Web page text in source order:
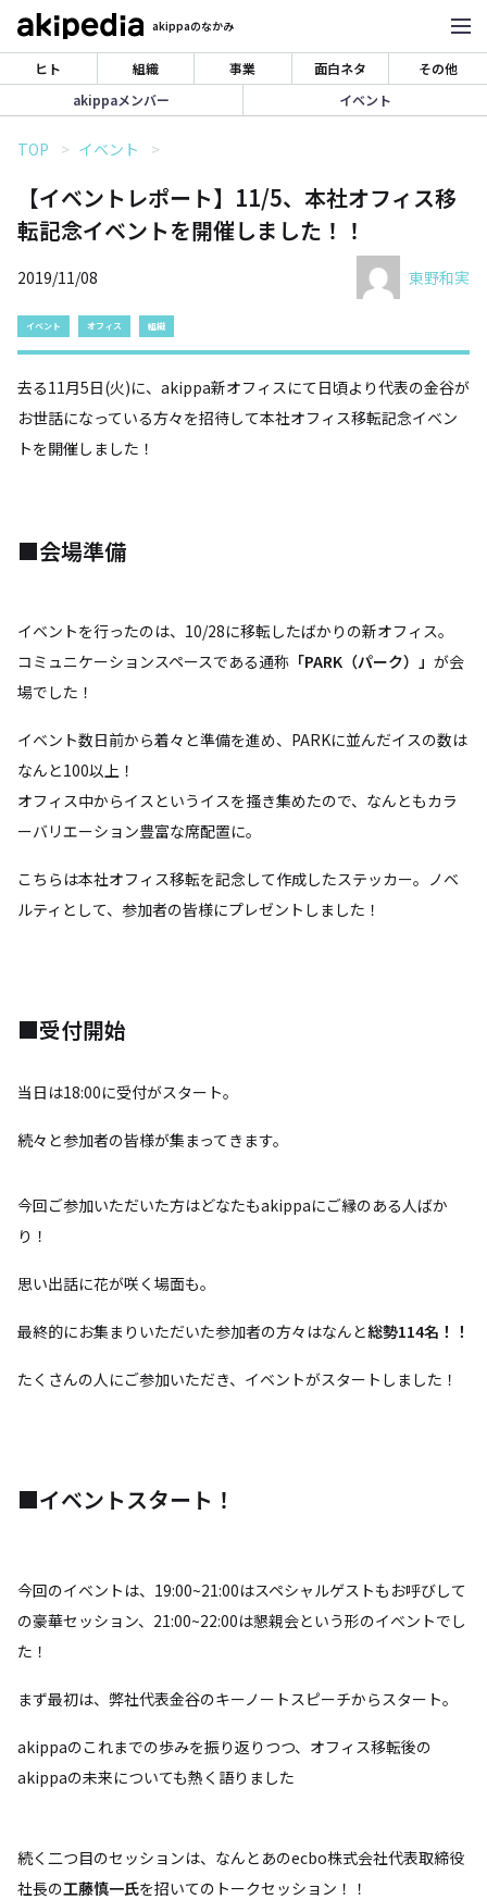
akippaのなかみ
ヒト 組織 事業 面白ネタ
その他
akippaメンバー
イベント
TOP イベント
【イベントレポート】11/5、本社オフィス移
転記念イベントを開催しました！！
2019/11/08 東野和実
イベント オフィス 組織
去る11月5日(火)に、akippa新オフィスにて日頃より代表の金谷が
お世話になっている方々を招待して本社オフィス移転記念イベン
トを開催しました！
■会場準備
イベントを行ったのは、10/28に移転したばかりの新オフィス。
コミュニケーションスペースである通称 「PARK（パーク）」 が会
場でした！
イベント数日前から着々と準備を進め、PARKに並んだイスの数は
なんと100以上！
オフィス中からイスというイスを搔き集めたので、なんともカラ
ーバリエーション豊富な席配置に。
こちらは本社オフィス移転を記念して作成したステッカー。ノベ
ルティとして、参加者の皆様にプレゼントしました！
■受付開始
当日は18:00に受付がスタート。
続々と参加者の皆様が集まってきます。
今回ご参加いただいた方はどなたもakippaにご縁のある人ばか
り！
思い出話に花が咲く場面も。
最終的にお集まりいただいた参加者の方々はなんと総勢114名！！
たくさんの人にご参加いただき、イベントがスタートしました！
■イベントスタート！
今回のイベントは、19:00~21:00はスペシャルゲストもお呼びして
の豪華セッション、21:00~22:00は懇親会という形のイベントでし
た！
まず最初は、弊社代表金谷のキーノートスピーチからスタート。
akippaのこれまでの歩みを振り返りつつ、オフィス移転後の
akippaの未来についても熱く語りました
続く二つ目のセッションは、なんとあのecbo株式会社代表取締役
社長の工藤慎一氏を招いてのトークセッション！！